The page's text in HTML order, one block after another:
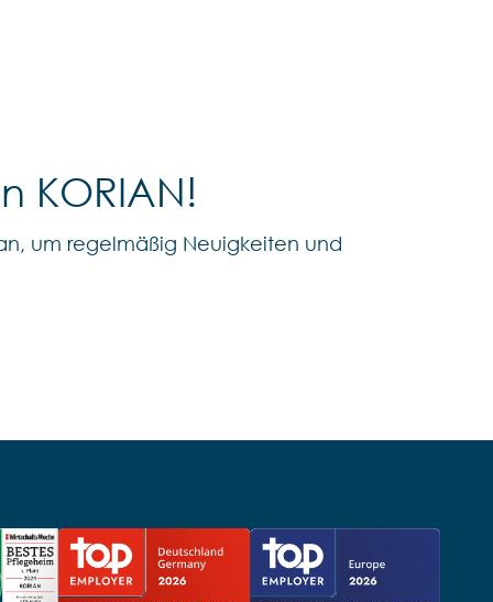
KORIAN!
um regelmäßig Neuigkeiten und